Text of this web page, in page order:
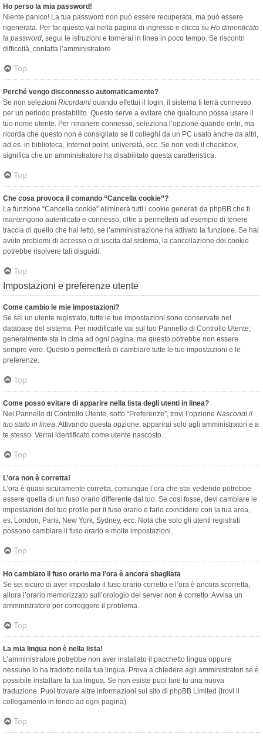
Ho perso la mia password!
Niente panico! La tua password non può essere recuperata, ma può essere
rigenerata. Per far questo vai nella pagina di ingresso e clicca su Ho dimenticato
la password, segui le istruzioni e tornerai in linea in poco tempo. Se riscontri
difficoltà, contatta l’amministratore.
Top
Perché vengo disconnesso automaticamente?
Se non selezioni Ricordami quando effettui il login, il sistema ti terrà connesso
per un periodo prestabilito. Questo serve a evitare che qualcuno possa usare il
tuo nome utente. Per rimanere connesso, seleziona l’opzione quando entri, ma
ricorda che questo non è consigliato se ti colleghi da un PC usato anche da altri,
ad es. in biblioteca, Internet point, università, ecc. Se non vedi il checkbox,
significa che un amministratore ha disabilitato questa caratteristica.
Top
Che cosa provoca il comando “Cancella cookie”?
La funzione “Cancella cookie” eliminerà tutti i cookie generati da phpBB che ti
mantengono autenticato e connesso, oltre a permetterti ad esempio di tenere
traccia di quello che hai letto, se l’amministrazione ha attivato la funzione. Se hai
avuto problemi di accesso o di uscita dal sistema, la cancellazione dei cookie
potrebbe risolvere tali disguidi.
Top
Impostazioni e preferenze utente
Come cambio le mie impostazioni?
Se sei un utente registrato, tutte le tue impostazioni sono conservate nel
database del sistema. Per modificarle vai sul tuo Pannello di Controllo Utente;
generalmente sta in cima ad ogni pagina, ma questo potrebbe non essere
sempre vero. Questo ti permetterà di cambiare tutte le tue impostazioni e le
preferenze.
Top
Come posso evitare di apparire nella lista degli utenti in linea?
Nel Pannello di Controllo Utente, sotto “Preferenze”, trovi l’opzione Nascondi il
tuo stato in linea. Attivando questa opzione, apparirai solo agli amministratori e a
te stesso. Verrai identificato come utente nascosto.
Top
L’ora non è corretta!
L’ora è quasi sicuramente corretta, comunque l’ora che stai vedendo potrebbe
essere quella di un fuso orario differente dal tuo. Se così fosse, devi cambiare le
impostazioni del tuo profilo per il fuso orario e farlo coincidere con la tua area,
es. London, Paris, New York, Sydney, ecc. Nota che solo gli utenti registrati
possono cambiare il fuso orario e molte impostazioni.
Top
Ho cambiato il fuso orario ma l’ora è ancora sbagliata
Se sei sicuro di aver impostato il fuso orario corretto e l’ora è ancora scorretta,
allora l’orario memorizzato sull’orologio del server non è corretto. Avvisa un
amministratore per correggere il problema.
Top
La mia lingua non è nella lista!
L’amministratore potrebbe non aver installato il pacchetto lingua oppure
nessuno lo ha tradotto nella tua lingua. Prova a chiedere agli amministratori se è
possibile installare la tua lingua. Se non esiste puoi fare tu una nuova
traduzione. Puoi trovare altre informazioni sul sito di phpBB Limited (trovi il
collegamento in fondo ad ogni pagina).
Top